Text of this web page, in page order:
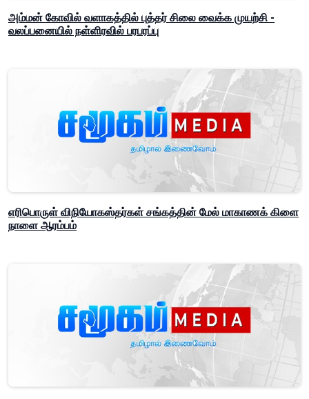
அம்மன் கோவில் வளாகத்தில் புத்தர் சிலை வைக்க முயற்சி -
வலப்பனையில் நள்ளிரவில் பரபரப்பு
எரிபொருள் விநியோகஸ்தர்கள் சங்கத்தின் மேல் மாகாணக் கிளை
நாளை ஆரம்பம்